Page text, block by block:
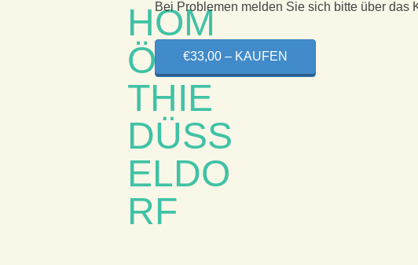
X
I
S
F
Ü
R
K
Bei Problemen melden Sie sich bitte über das
€33,00 – KAUFEN